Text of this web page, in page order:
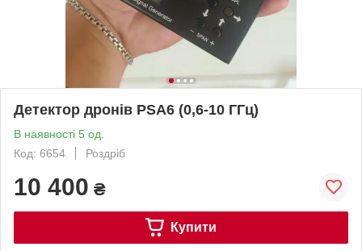
Детектор дронів PSA6 (0,6-10 ГГц)
В наявності 5 од.
Код: 6654
Роздріб
10 400 ₴
Купити